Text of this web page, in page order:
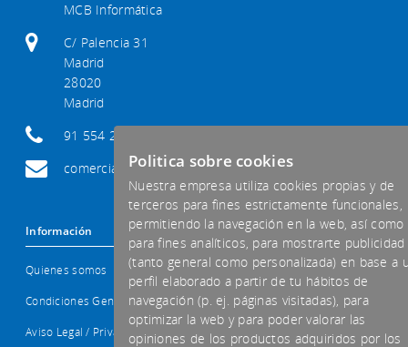
MCB Informática
C/ Palencia 31
Madrid
28020
Madrid
91 554 29 92
comercial@mcb-informatica.com
Información
Quienes somos
Condiciones Generales
Aviso Legal / Privacidad
Politica sobre cookies
Nuestra empresa utiliza cookies propias y de
terceros para fines estrictamente funcionales,
permitiendo la navegación en la web, así como
para fines analíticos, para mostrarte publicidad
(tanto general como personalizada) en base a
perfil elaborado a partir de tu hábitos de
navegación (p. ej. páginas visitadas), para
optimizar la web y para poder valorar las
opiniones de los productos adquiridos por los